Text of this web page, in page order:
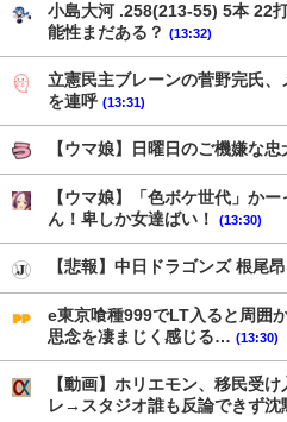
小島大河 .258(213-55) 5本 22
能性まだある？ (13:32)
立憲民主ブレーンの菅野完氏
を連呼 (13:31)
【ウマ娘】日曜日のご機嫌な忠
【ウマ娘】「色ボケ世代」か
ん！卑しか女達ばい！
(13:30)
【悲報】中日ドラゴンズ 根尾
e東京喰種999でLT入ると周囲
思念を凄まじく感じる… (13:30)
【動画】ホリエモン、移民受
レ→スタジオ誰も反論できず沈